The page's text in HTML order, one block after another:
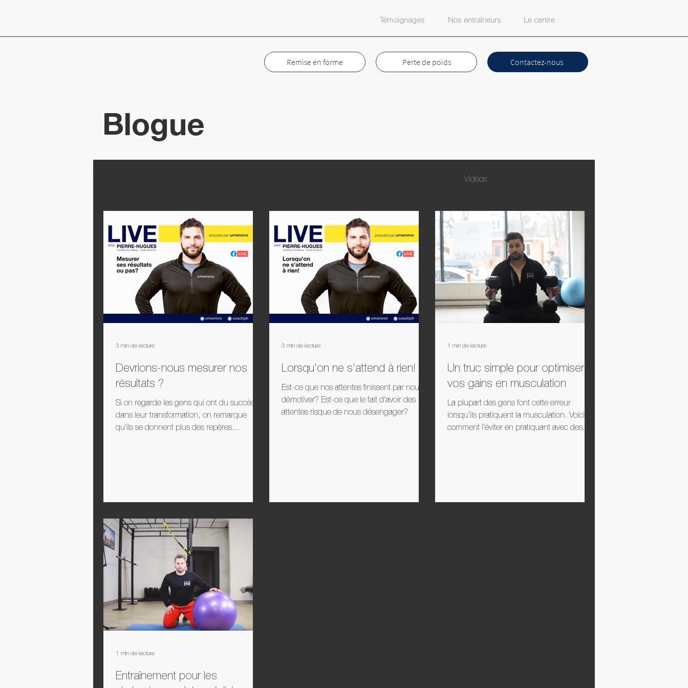
Témoignages Nos entraîneurs Le centre
Remise en forme Perte de poids Contactez-nous
Blogue
Vidéos
Motivation Humour Facebook Live Pierre-Hugues
Style de vie Femmes Podcast
Devrions-nous mesurer nos
résultats ?
Si on regarde les gens qui ont du succès
dans leur transformation, on remarque
qu’ils se donnent plus des repères
3 min de lecture
Lorsqu'on ne s'attend à rien!
Est-ce que nos attentes finissent par nous
démotiver? Est-ce que le fait d’avoir des
attentes risque de nous désengager?
3 min de lecture
Un truc simple pour optimiser
vos gains en musculation
La plupart des gens font cette erreur
lorsqu’ils pratiquent la musculation. Voici
comment l’éviter en pratiquant avec des
1 min de lecture
Entraînement pour les
1 min de lecture